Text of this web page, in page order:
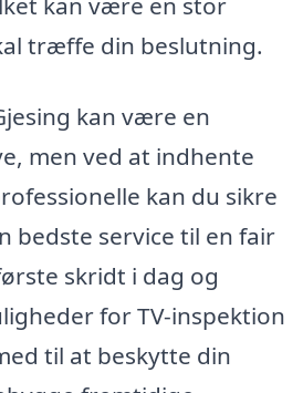
træffe din beslutning.
kan være en
men ved at indhente
kan du sikre
bedste service til en fair
skridt i dag og
for TV-inspektion
til at beskytte din